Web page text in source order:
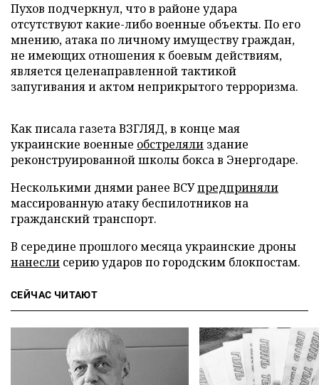
Пухов подчеркнул, что в районе удара
отсутствуют какие-либо военные объекты. По его
мнению, атака по личному имуществу граждан,
не имеющих отношения к боевым действиям,
является целенаправленной тактикой
запугивания и актом неприкрытого терроризма.
Как писала газета ВЗГЛЯД, в конце мая
украинские военные обстреляли здание
реконструированной школы бокса в Энергодаре.
Несколькими днями ранее ВСУпредприняли
массированную атаку беспилотников на
гражданский транспорт.
В середине прошлого месяца украинские дроны
нанесли серию ударов по городским блокпостам.
СЕЙЧАС ЧИТАЮТ